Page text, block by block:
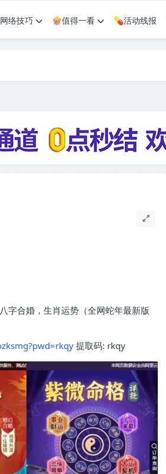
络技巧 🍿值得一看 💊活动线报
字合婚，生肖运势（全网蛇年最新版
提取码: rkqy